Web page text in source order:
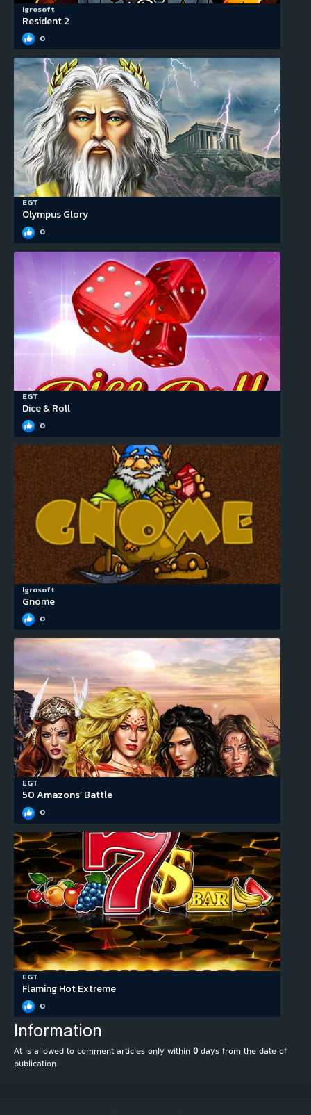
Igrosoft
Resident 2
0
EGT
Olympus Glory
0
EGT
Dice & Roll
0
Igrosoft
Gnome
0
EGT
50 Amazons’ Battle
0
EGT
Flaming Hot Extreme
0
Information
At is allowed to comment articles only within 0 days from the date of
publication.